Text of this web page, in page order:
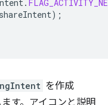
.
shareIntent);
を作成
す。アイコンと説明